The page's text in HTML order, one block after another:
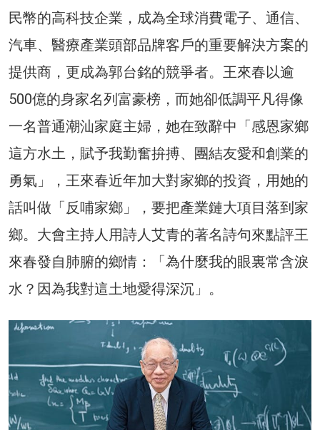
民幣的高科技企業，成為全球消費電子、通信、
汽車、醫療產業頭部品牌客戶的重要解決方案的
提供商，更成為郭台銘的競爭者。王來春以逾
500億的身家名列富豪榜，而她卻低調平凡得像
一名普通潮汕家庭主婦，她在致辭中「感恩家鄉
這方水土，賦予我勤奮拚搏、團結友愛和創業的
勇氣」，王來春近年加大對家鄉的投資，用她的
話叫做「反哺家鄉」，要把產業鏈大項目落到家
鄉。大會主持人用詩人艾青的著名詩句來點評王
來春發自肺腑的鄉情：「為什麼我的眼裏常含淚
水？因為我對這土地愛得深沉」。